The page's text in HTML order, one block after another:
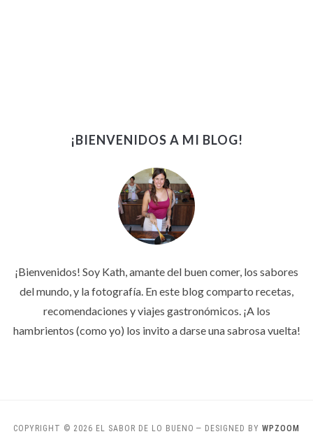
¡BIENVENIDOS A MI BLOG!
¡Bienvenidos! Soy Kath, amante del buen comer, los sabores
del mundo, y la fotografía. En este blog comparto recetas,
recomendaciones y viajes gastronómicos. ¡A los
hambrientos (como yo) los invito a darse una sabrosa vuelta!
COPYRIGHT © 2026 EL SABOR DE LO BUENO — DESIGNED BY WPZOOM